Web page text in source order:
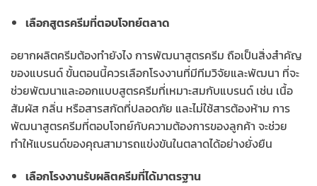
เลือกสูตรครีมที่ตอบโจทย์ตลาด
อยากผลิตครีมต้องทำยังไง การพัฒนาสูตรครีม ถือเป็นสิ่งสำคัญ
ของแบรนด์ ขั้นตอนนี้ควรเลือกโรงงานที่มีทีมวิจัยและพัฒนา ที่จะ
ช่วยพัฒนาและออกแบบสูตรครีมที่เหมาะสมกับแบรนด์ เช่น เนื้อ
สัมผัส กลิ่น หรือสารสกัดที่ปลอดภัย และไม่ใช้สารต้องห้าม การ
พัฒนาสูตรครีมที่ตอบโจทย์กับความต้องการของลูกค้า จะช่วย
ทำให้แบรนด์ของคุณสามารถแข่งขันในตลาดได้อย่างยั่งยืน
เลือกโรงงานรับผลิตครีมที่ได้มาตรฐาน